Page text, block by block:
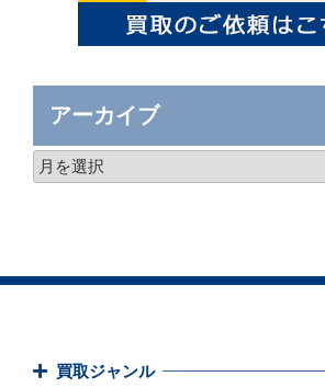
アーカイブ
買取ジャンル